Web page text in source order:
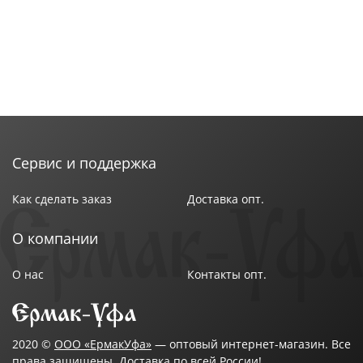
Сервис и поддержка
Как сделать заказ Доставка опт.
О компании
О нас Контакты опт.
2020 © ООО «ЕрмакУфа» — оптовый интернет-магазин. Все